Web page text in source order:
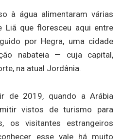
à água alimentaram várias
Liã que floresceu aqui entre
por Hegra, uma cidade
nabateia — cuja capital,
na atual Jordânia.
de 2019, quando a Arábia
vistos de turismo para
os visitantes estrangeiros
esse vale há muito